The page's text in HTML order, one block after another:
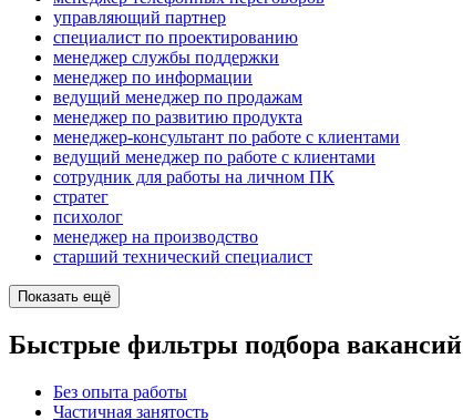
управляющий партнер
специалист по проектированию
менеджер службы поддержки
менеджер по информации
ведущий менеджер по продажам
менеджер по развитию продукта
менеджер-консультант по работе с клиентами
ведущий менеджер по работе с клиентами
сотрудник для работы на личном ПК
стратег
психолог
менеджер на производство
старший технический специалист
Показать ещё
Быстрые фильтры подбора вакансий
Без опыта работы
Частичная занятость